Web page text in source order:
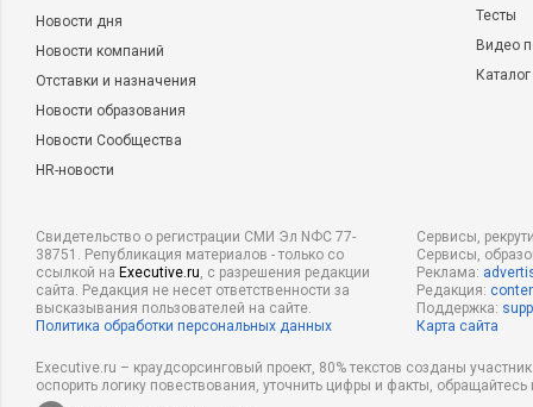
Новости дня
Новости компаний
Отставки и назначения
Новости образования
Новости Сообщества
HR-новости
Тесты
Видео
Свидетельство о регистрации СМИ Эл NФС 77-
38751. Републикация материалов - только со
ссылкой на Executive.ru, с разрешения редакции
сайта. Редакция не несет ответственности за
высказывания пользователей на сайте.
Политика обработки персональных данных
Сервисы,
Сервисы,
Реклама:
Редакция:
Поддержка:
Карта сайта
Executive.ru – краудсорсинговый проект, 80% текстов созданы
оспорить логику повествования, уточнить цифры и факты,